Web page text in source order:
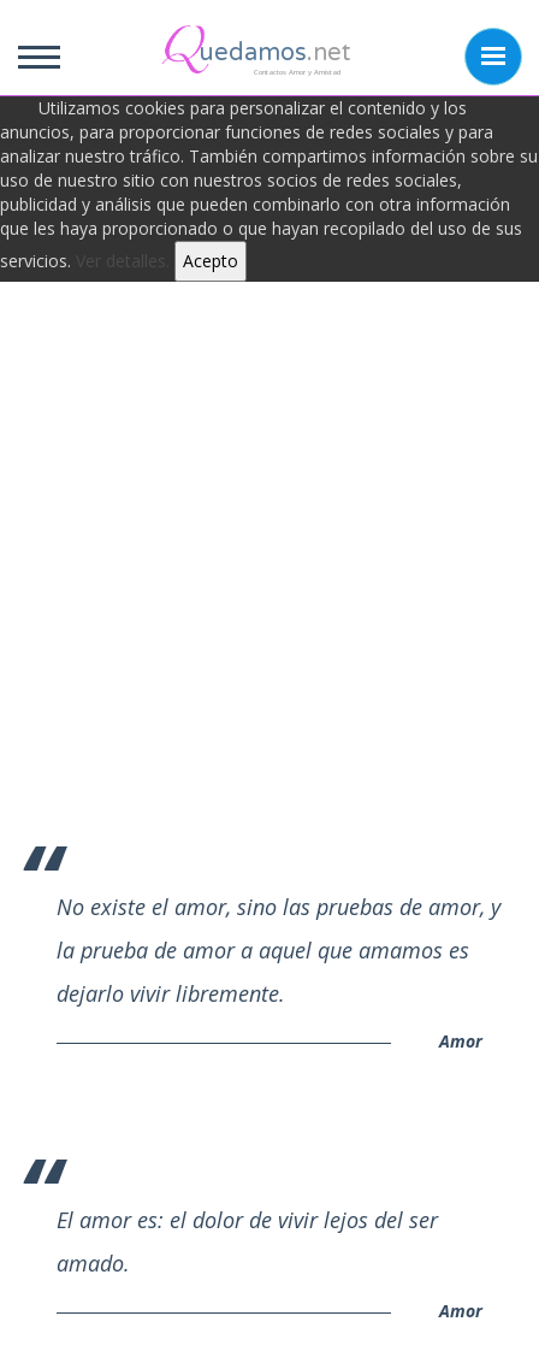
uedamos.net
Contactos Amor y Amistad
Utilizamos cookies para personalizar el contenido y los
anuncios, para proporcionar funciones de redes sociales y para
analizar nuestro tráfico. También compartimos información sobre su
uso de nuestro sitio con nuestros socios de redes sociales,
publicidad y análisis que pueden combinarlo con otra información
que les haya proporcionado o que hayan recopilado del uso de sus
servicios.
Ver detalles. Acepto
Frases de Anónimo
Anónimo
No existe el amor, sino las pruebas de amor, y
la prueba de amor a aquel que amamos es
dejarlo vivir libremente.
Amor
El amor es: el dolor de vivir lejos del ser
amado.
Amor